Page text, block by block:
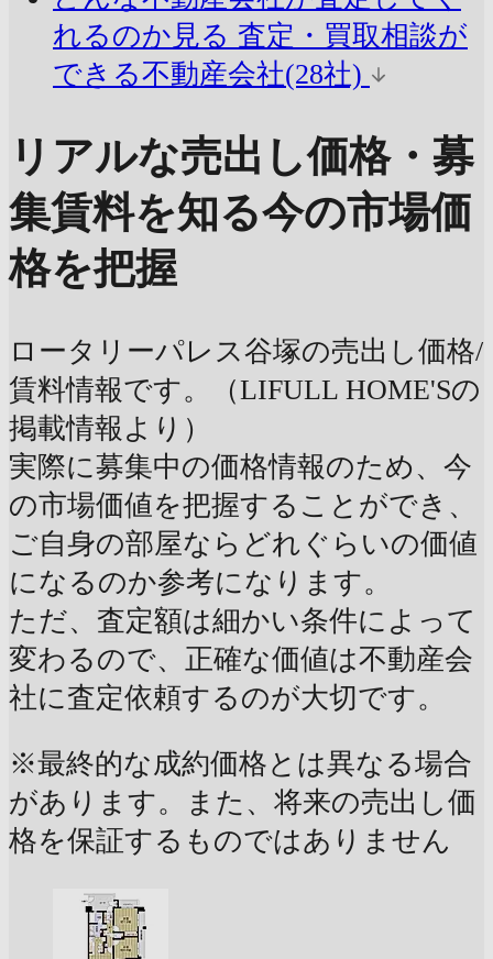
れるのか見る 査定・買取相談が
できる不動産会社(28社)
リアルな売出し価格・募
集賃料を知る今の市場価
格を把握
ロータリーパレス谷塚の売出し価格/
賃料情報です。（LIFULL HOME'Sの
掲載情報より）
実際に募集中の価格情報のため、今
の市場価値を把握することができ、
ご自身の部屋ならどれぐらいの価値
になるのか参考になります。
ただ、査定額は細かい条件によって
変わるので、正確な価値は不動産会
社に査定依頼するのが大切です。
※最終的な成約価格とは異なる場合
があります。また、将来の売出し価
格を保証するものではありません